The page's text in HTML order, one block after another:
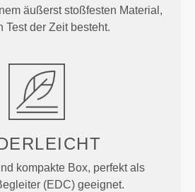
äußerst stoßfesten Material,
Test der Zeit besteht.
kompakte Box, perfekt als
(EDC) geeignet.